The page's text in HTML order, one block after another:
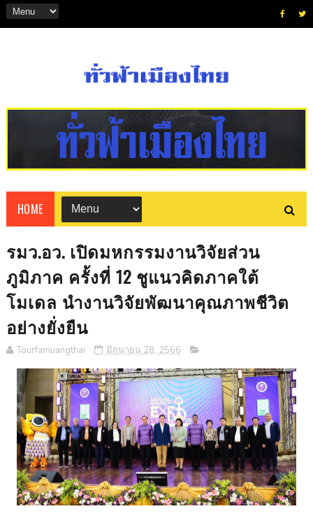
HOME
รมว.อว. เปิดมหกรรมงานวิจัยส่วน
ภูมิภาค ครั้งที่ 12 ชูแนวคิดภาคใต้
โมเดล นำงานวิจัยพัฒนาคุณภาพชีวิต
อย่างยั่งยืน
Tourfamuangthai มิถุนายน 28, 2566